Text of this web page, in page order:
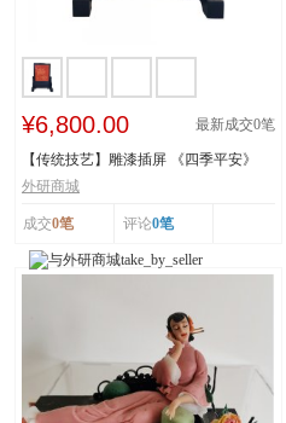
¥6,800.00 最新成交0笔
【传统技艺】雕漆插屏 《四季平安》
《繁花似锦》 ...
外研商城
成交0笔 评论0笔